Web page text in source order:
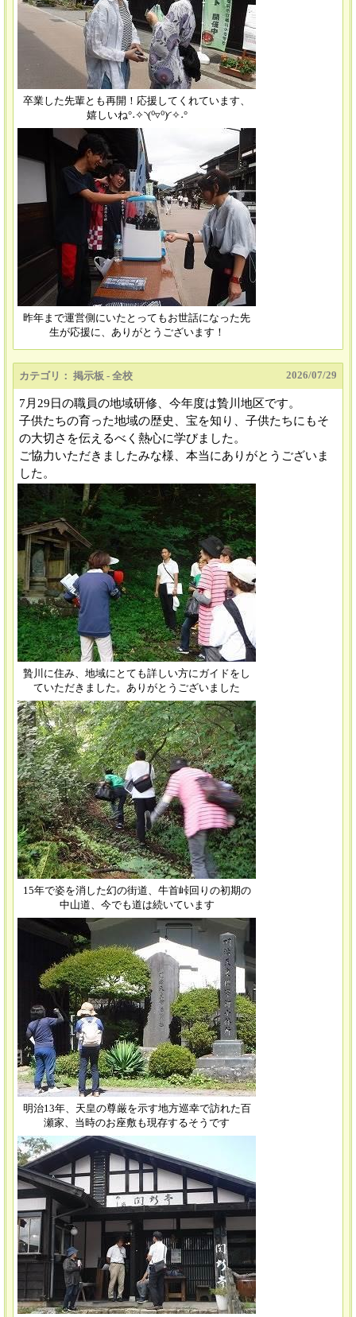
卒業した先輩とも再開！応援してくれています、
嬉しいね°˖✧◝(⁰▿⁰)◜✧˖°
昨年まで運営側にいたとってもお世話になった先
生が応援に、ありがとうございます！
カテゴリ： 掲示板 - 全校 2026/07/29
7月29日の職員の地域研修、今年度は贄川地区です。
子供たちの育った地域の歴史、宝を知り、子供たちにもそ
の大切さを伝えるべく熱心に学びました。
ご協力いただきましたみな様、本当にありがとうございま
した。
贄川に住み、地域にとても詳しい方にガイドをし
ていただきました。ありがとうございました
15年で姿を消した幻の街道、牛首峠回りの初期の
中山道、今でも道は続いています
明治13年、天皇の尊厳を示す地方巡幸で訪れた百
瀬家、当時のお座敷も現存するそうです